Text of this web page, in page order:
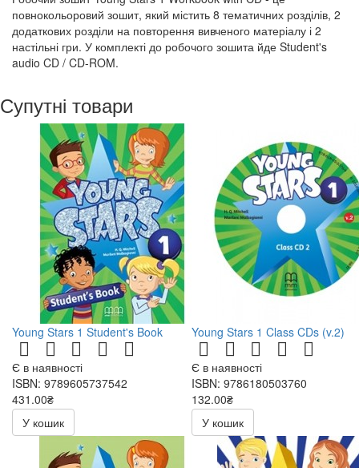
повнокольоровий зошит, який містить 8 тематичних розділів, 2
додаткових розділи на повторення вивченого матеріалу і 2
настільні гри. У комплекті до робочого зошита йде Student's
audio CD / CD-ROM.
Супутні товари
Young Stars 1 Student's Book
Є в наявності
ISBN: 9789605737542
431.00₴
У кошик
Young Stars 1 Class CDs (v.2)
Є в наявності
ISBN: 9786180503760
132.00₴
264.00₴
У кошик